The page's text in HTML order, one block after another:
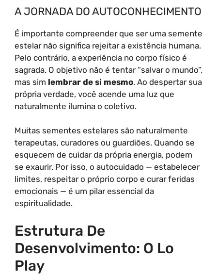
A JORNADA DO AUTOCONHECIMENTO
É importante compreender que ser uma semente
estelar não significa rejeitar a existência humana.
Pelo contrário, a experiência no corpo físico é
sagrada. O objetivo não é tentar “salvar o mundo”,
mas sim lembrar de si mesmo. Ao despertar sua
própria verdade, você acende uma luz que
naturalmente ilumina o coletivo.
Muitas sementes estelares são naturalmente
terapeutas, curadores ou guardiões. Quando se
esquecem de cuidar da própria energia, podem
se exaurir. Por isso, o autocuidado — estabelecer
limites, respeitar o próprio corpo e curar feridas
emocionais — é um pilar essencial da
espiritualidade.
Estrutura De
Desenvolvimento: O Lo
Play